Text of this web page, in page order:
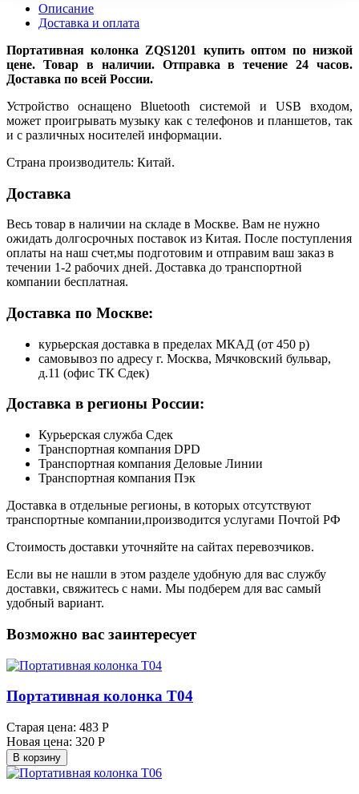
Описание
Доставка и оплата
Портативная колонка ZQS1201 купить оптом по низкой
цене. Товар в наличии. Отправка в течение 24 часов.
Доставка по всей России.
Устройство оснащено Bluetooth системой и USB входом,
может проигрывать музыку как с телефонов и планшетов, так
и с различных носителей информации.
Страна производитель: Китай.
Доставка
Весь товар в наличии на складе в Москве. Вам не нужно
ожидать долгосрочных поставок из Китая. После поступления
оплаты на наш счет,мы подготовим и отправим ваш заказ в
течении 1-2 рабочих дней. Доставка до транспортной
компании бесплатная.
Доставка по Москве:
курьерская доставка в пределах МКАД (от 450 р)
самовывоз по адресу г. Москва, Мячковский бульвар,
д.11 (офис ТК Сдек)
Доставка в регионы России:
Курьерская служба Сдек
Транспортная компания DPD
Транспортная компания Деловые Линии
Транспортная компания Пэк
Доставка в отдельные регионы, в которых отсутствуют
транспортные компании,производится услугами Почтой РФ
Стоимость доставки уточняйте на сайтах перевозчиков.
Если вы не нашли в этом разделе удобную для вас службу
доставки, свяжитесь с нами. Мы подберем для вас самый
удобный вариант.
Возможно вас заинтересует
Портативная колонка T04
Старая цена: 483 Р
Новая цена: 320 Р
В корзину